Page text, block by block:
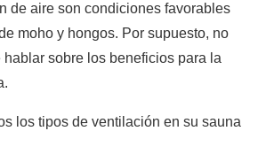
de aire son condiciones favorables
moho y hongos. Por supuesto, no
hablar sobre los beneficios para la
los tipos de ventilación en su sauna